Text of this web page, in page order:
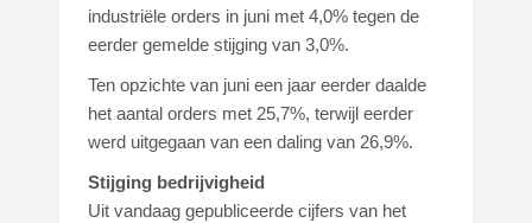
industriële orders in juni met 4,0% tegen de
eerder gemelde stijging van 3,0%.
Ten opzichte van juni een jaar eerder daalde
het aantal orders met 25,7%, terwijl eerder
werd uitgegaan van een daling van 26,9%.
Stijging bedrijvigheid
Uit vandaag gepubliceerde cijfers van het